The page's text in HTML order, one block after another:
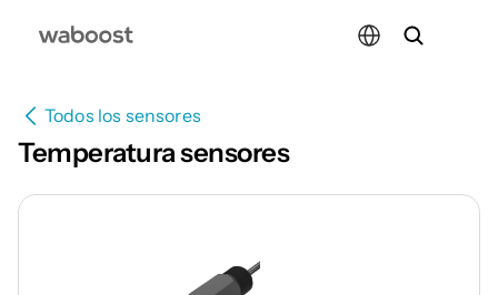
Todos los sensores
Temperatura sensores